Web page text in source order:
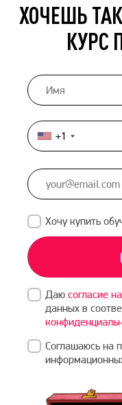
ХОЧЕШЬ
КУРС
United
States
+1
+1
Хочу купить
Даю согласие
данных в
Соглашаюсь на